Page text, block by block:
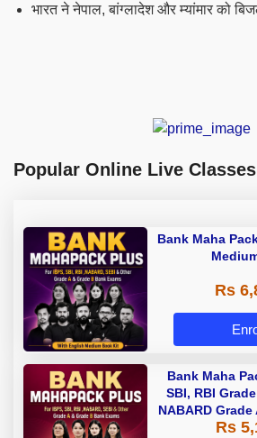
भारत ने नेपाल, बांग्लादेश और म्यांमार को
Popular Online Live Classes
Bank Maha
Rs
Bank Maha
SBI, RBI
NABARD Grade
A & Grade
Rs